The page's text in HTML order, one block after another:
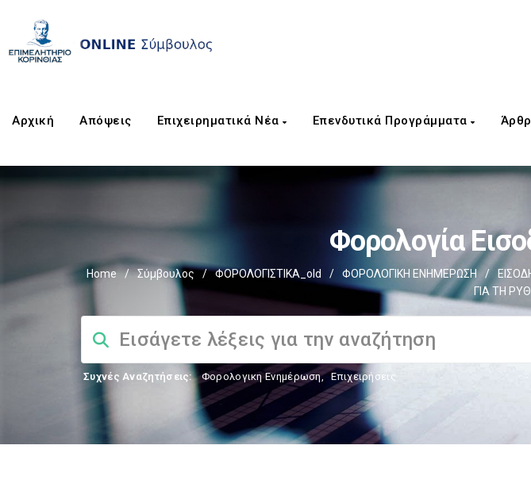
Αρχική Απόψεις Επιχειρηματικά Νέα Επενδυτικά Προγράμματα
Φορολογία
Home / Σύμβουλος / ΦΟΡΟΛΟΓΙΣΤΙΚΑ_old / ΦΟΡΟΛΟΓΙΚΗ ΕΝΗΜΕΡΩΣΗ /
ΓΙΑ ΤΗ
Συχνές Αναζητήσεις: Φορολογικη Ενημέρωση, Επιχειρήσεις